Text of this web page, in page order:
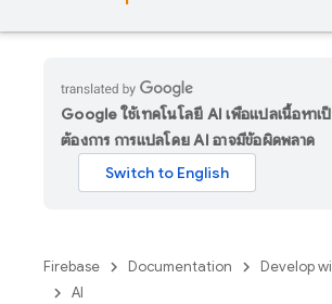
Google ใช้เทคโนโลยี AI เพื่อแปลเนื้อหา
ต้องการ การแปลโดย AI อาจมีข้อผิดพลาด
Firebase Documentation
Develop
AI